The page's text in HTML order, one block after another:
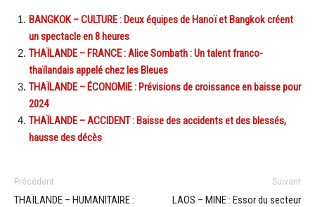
BANGKOK – CULTURE : Deux équipes de Hanoï et Bangkok créent
un spectacle en 8 heures
THAÏLANDE – FRANCE : Alice Sombath : Un talent franco-
thaïlandais appelé chez les Bleues
THAÏLANDE – ÉCONOMIE : Prévisions de croissance en baisse pour
2024
THAÏLANDE – ACCIDENT : Baisse des accidents et des blessés,
hausse des décès
Précédent
THAÏLANDE – HUMANITAIRE :
Suivant
LAOS – MINE : Essor du secteur